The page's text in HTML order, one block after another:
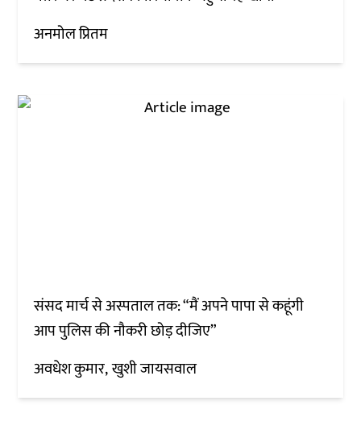
अनमोल प्रितम
संसद मार्च से अस्पताल तक: “मैं अपने पापा से कहूंगी
आप पुलिस की नौकरी छोड़ दीजिए”
अवधेश कुमार खुशी जायसवाल